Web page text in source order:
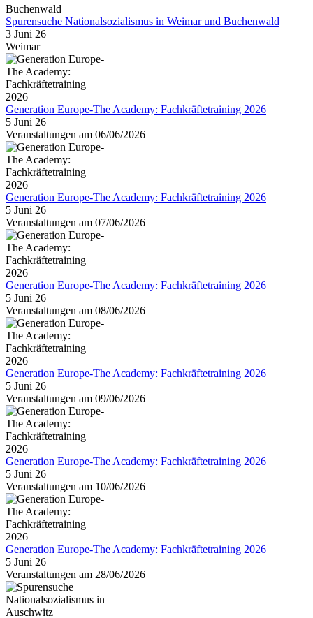
Spurensuche Nationalsozialismus in Weimar und Buchenwald
3 Juni 26
Weimar
Generation Europe-The Academy: Fachkräftetraining 2026
5 Juni 26
Veranstaltungen am 06/06/2026
Generation Europe-The Academy: Fachkräftetraining 2026
5 Juni 26
Veranstaltungen am 07/06/2026
Generation Europe-The Academy: Fachkräftetraining 2026
5 Juni 26
Veranstaltungen am 08/06/2026
Generation Europe-The Academy: Fachkräftetraining 2026
5 Juni 26
Veranstaltungen am 09/06/2026
Generation Europe-The Academy: Fachkräftetraining 2026
5 Juni 26
Veranstaltungen am 10/06/2026
Generation Europe-The Academy: Fachkräftetraining 2026
5 Juni 26
Veranstaltungen am 28/06/2026